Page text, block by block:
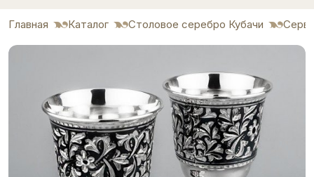
Главная Каталог Столовое серебро Кубачи